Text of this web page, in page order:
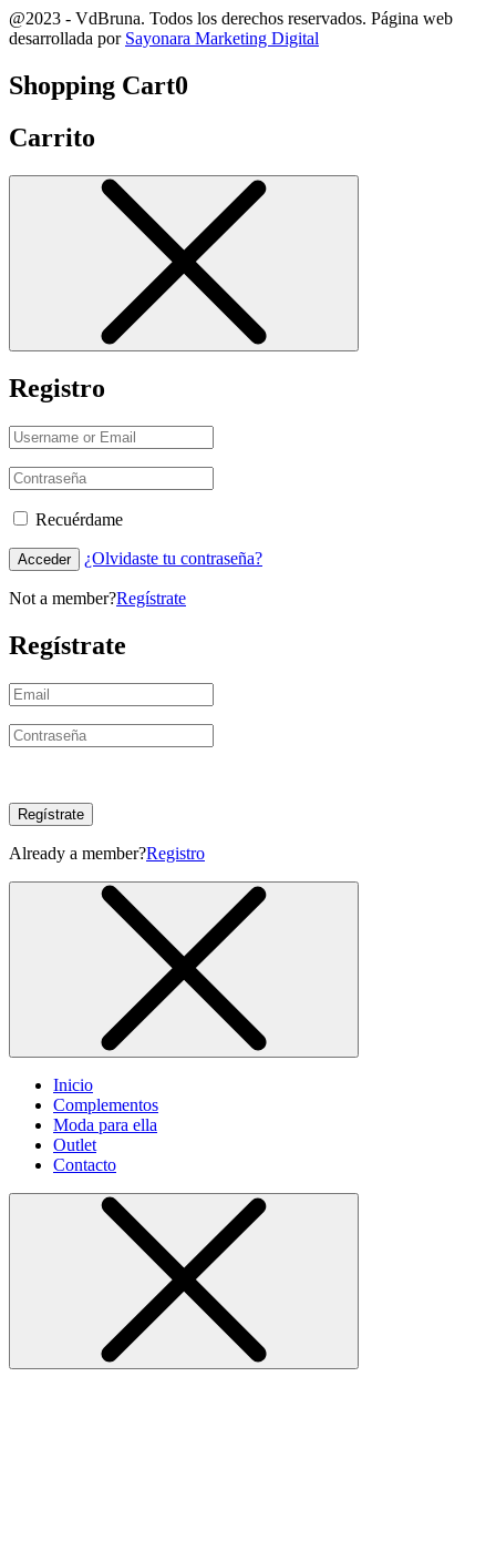
@2023 - VdBruna. Todos los derechos reservados. Página web
desarrollada por Sayonara Marketing Digital
Shopping Cart0
Carrito
Registro
Recuérdame
Acceder ¿Olvidaste tu contraseña?
Not a member?Regístrate
Regístrate
Regístrate
Already a member?Registro
Inicio
Complementos
Moda para ella
Outlet
Contacto